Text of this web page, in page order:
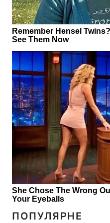
ПОПУЛЯРНЕ